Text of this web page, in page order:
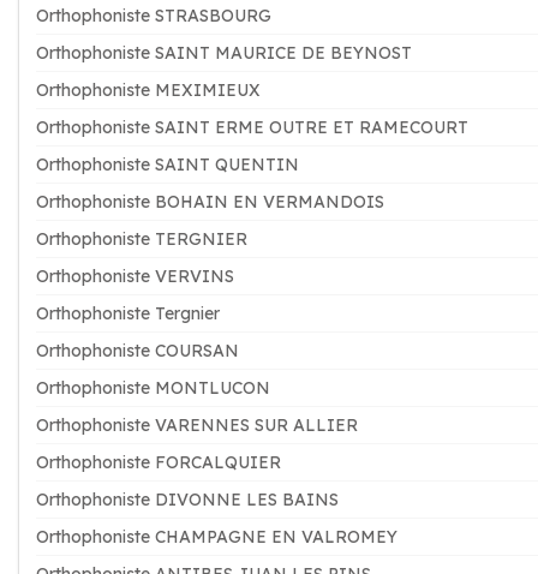
Orthophoniste STRASBOURG
Orthophoniste SAINT MAURICE DE BEYNOST
Orthophoniste MEXIMIEUX
Orthophoniste SAINT ERME OUTRE ET RAMECOURT
Orthophoniste SAINT QUENTIN
Orthophoniste BOHAIN EN VERMANDOIS
Orthophoniste TERGNIER
Orthophoniste VERVINS
Orthophoniste Tergnier
Orthophoniste COURSAN
Orthophoniste MONTLUCON
Orthophoniste VARENNES SUR ALLIER
Orthophoniste FORCALQUIER
Orthophoniste DIVONNE LES BAINS
Orthophoniste CHAMPAGNE EN VALROMEY